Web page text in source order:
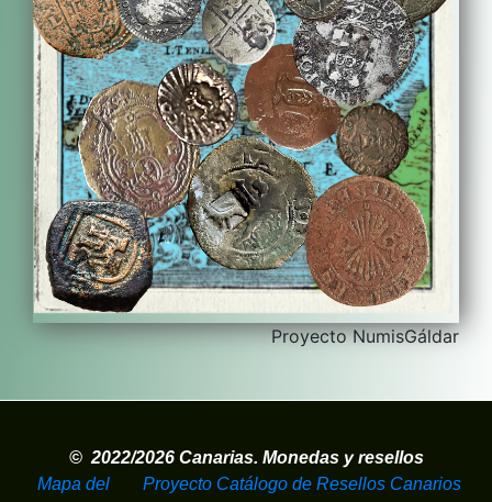
Proyecto NumisGáldar
© 2022/2026 Canarias. Monedas y resellos
Mapa del
Proyecto Catálogo de Resellos Canarios